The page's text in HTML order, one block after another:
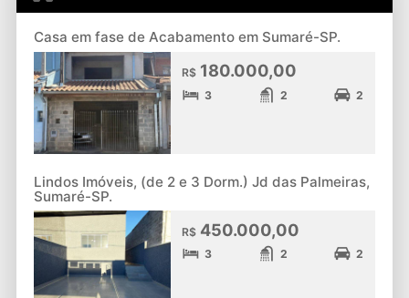
Casa em fase de Acabamento em Sumaré-SP.
R$180.000,00
3 2 2
Lindos Imóveis, (de 2 e 3 Dorm.) Jd das Palmeiras,
Sumaré-SP.
R$450.000,00
3 2 2